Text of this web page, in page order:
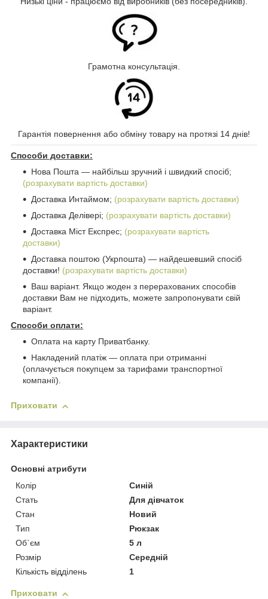
Грамотна консультація.
Гарантія повернення або обміну товару на протязі 14 днів!
Способи доставки:
Нова Пошта ― найбільш зручний і швидкий спосіб;
(розрахувати вартість доставки)
Доставка Интаймом; (розрахувати вартість доставки)
Доставка Делівері; (розрахувати вартість доставки)
Доставка Міст Експрес; (розрахувати вартість
доставки)
Доставка поштою (Укрпошта) ― найдешевший спосіб
доставки! (розрахувати вартість доставки)
Ваш варіант. Якщо жоден з перерахованих способів
доставки Вам не підходить, можете запропонувати свій
варіант.
Способи оплати:
Оплата на карту Приватбанку.
Накладений платіж ― оплата при отриманні
(оплачується покупцем за тарифами транспортної
компанії).
Приховати
Характеристики
Основні атрибути
Колір
Синій
Стать
Для дівчаток
Стан
Новий
Тип
Рюкзак
Об`єм
5 л
Розмір
Середній
Кількість відділень
1
Приховати